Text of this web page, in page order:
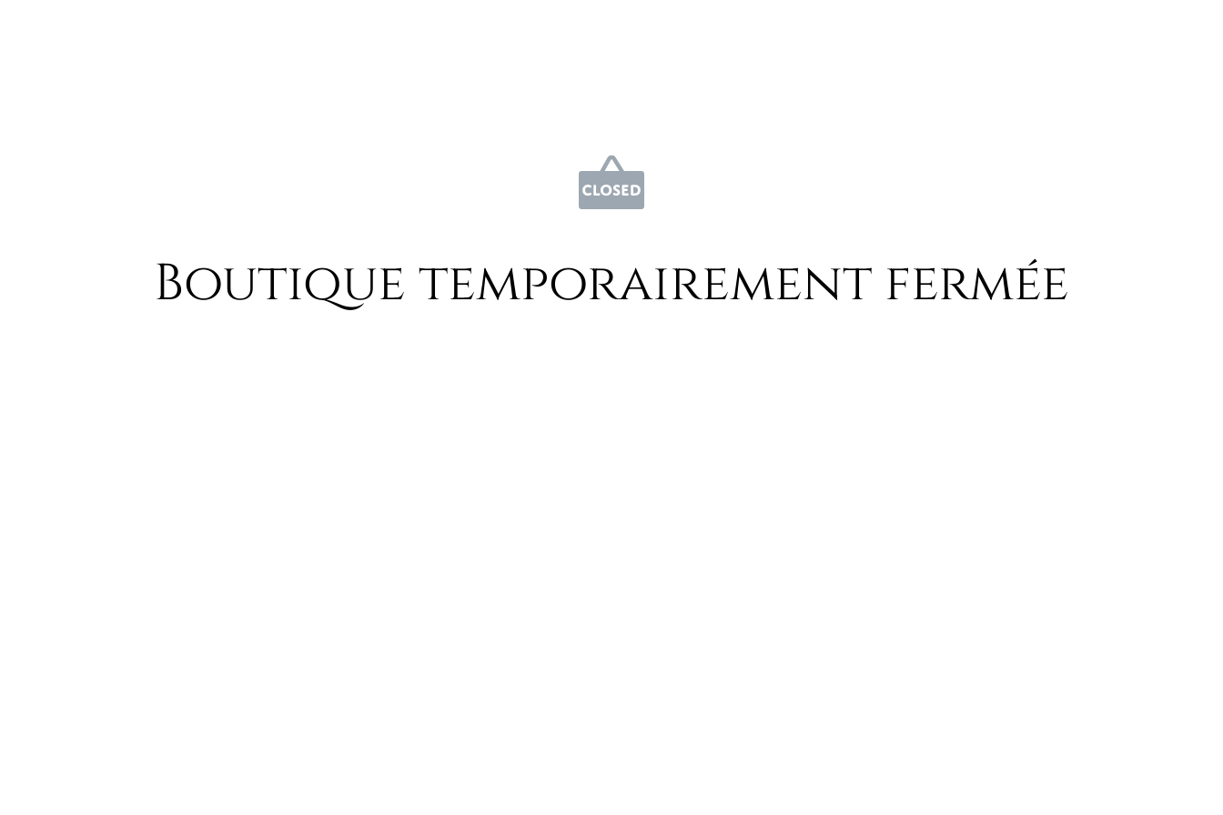
Boutique temporairement fermée